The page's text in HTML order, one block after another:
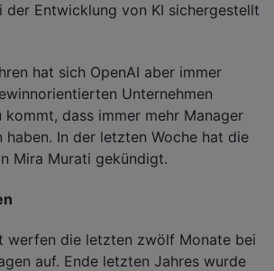
der Entwicklung von KI sichergestellt
hat sich OpenAI aber immer
Unternehmen
dass immer mehr Manager
haben. In der letzten Woche hat die
Mira Murati gekündigt.
werfen die letzten zwölf Monate bei
auf. Ende letzten Jahres wurde